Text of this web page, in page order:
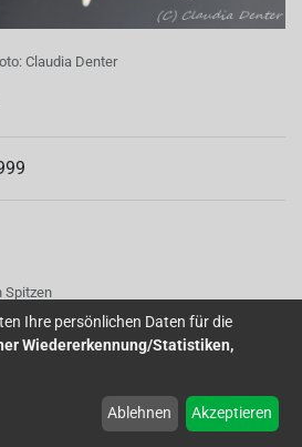
Claudia Denter
Spitzen
Ihre persönlichen Daten für die
Wiedererkennung/Statistiken,
Ablehnen Akzeptieren